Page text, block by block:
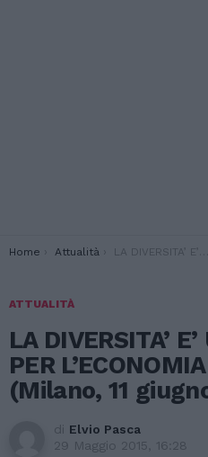
You are here:
Home Attualità LA DIVERSITA’ E’ UNA RISORSA PER L’ECONOMIA E LA SOCIETA’ (Milano, 11 giugno 2015)
ATTUALITÀ
LA DIVERSITA’
PER
(Milano, 11
di Elvio Pasca
29 Maggio 2015, 16:28